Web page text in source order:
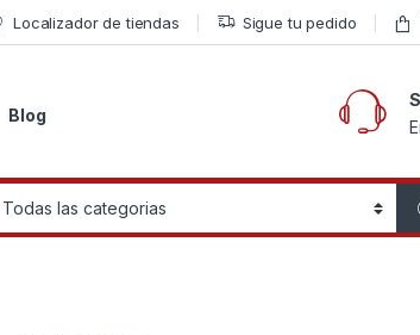
Localizador de tiendas Sigue tu pedido
Blog